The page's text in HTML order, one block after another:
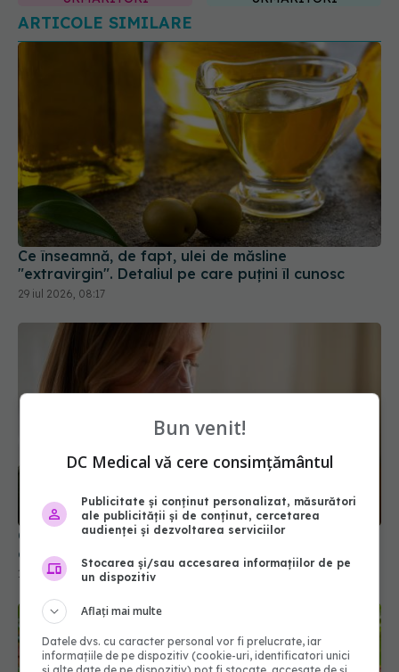
ARTICOLE SIMILARE
Ce înseamnă, de fapt, ulei de măsline
"extravirgin". Detaliul pe care puțini îl cunosc
29 iul 2026, 08:17
O vitamină ar putea deveni în viitor un tratament
administrat direct în plămâni, prin inhalare
16 iun 2026, 15:40
Bun venit!
DC Medical vă cere consimțământul
Publicitate și conținut personalizat, măsurători
ale publicității și de conținut, cercetarea
audienței și dezvoltarea serviciilor
Stocarea și/sau accesarea informațiilor de pe
un dispozitiv
Aflați mai multe
Datele dvs. cu caracter personal vor fi prelucrate, iar
informațiile de pe dispozitiv (cookie-uri, identificatori unici